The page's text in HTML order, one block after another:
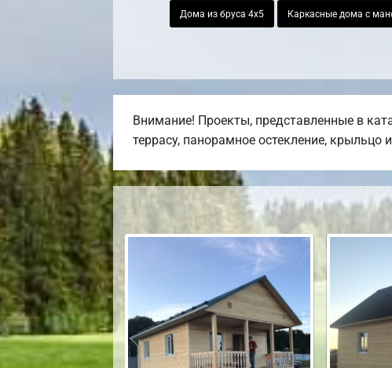
Дома из бруса 4х5 Каркасные дома с
Внимание! Проекты, представленные в
террасу, панорамное остекление, крыльцо